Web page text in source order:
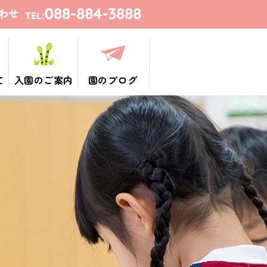
入園のご案内 園のブログ